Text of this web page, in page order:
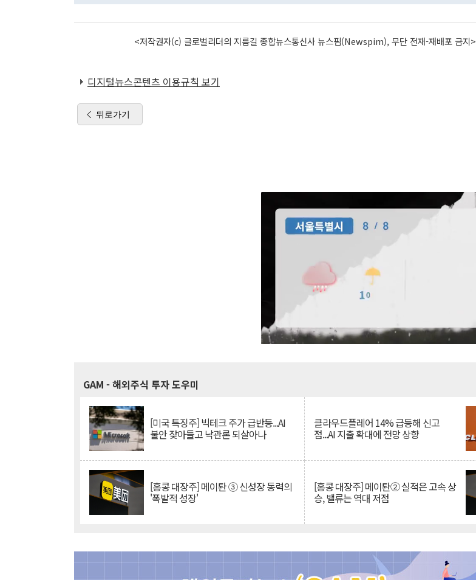
<저작권자(c) 글로벌리더의 지름길 종합뉴스통신사 뉴스핌(Newspim), 무단 전재-재배포 금지>
디지털뉴스콘텐츠 이용규칙 보기
뒤로가기
GAM - 해외주식 투자 도우미
[미국 특징주] 빅테크 주가 급반등...AI
불안 잦아들고 낙관론 되살아나
클라우드플레어 14% 급등해 신고
점...AI 지출 확대에 전망 상향
[홍콩 대장주] 메이퇀 ③ 신성장 동력의
'폭발적 성장'
[홍콩 대장주] 메이퇀② 실적은 고속 상
승, 밸류는 역대 저점